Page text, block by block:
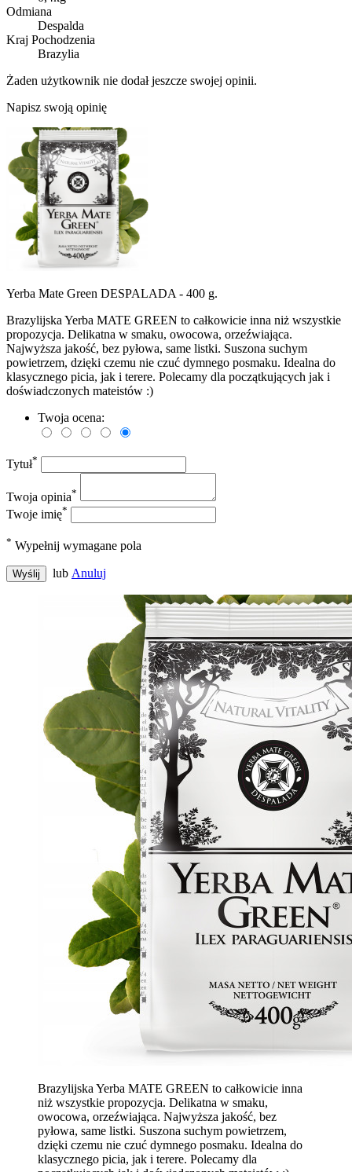
Odmiana
Despalda
Kraj Pochodzenia
Brazylia
Żaden użytkownik nie dodał jeszcze swojej opinii.
Napisz swoją opinię
Yerba Mate Green DESPALADA - 400 g.
Brazylijska Yerba MATE GREEN to całkowicie inna niż wszystkie
propozycja. Delikatna w smaku, owocowa, orzeźwiająca.
Najwyższa jakość, bez pyłowa, same listki. Suszona suchym
powietrzem, dzięki czemu nie czuć dymnego posmaku. Idealna do
klasycznego picia, jak i terere. Polecamy dla początkujących jak i
doświadczonych mateistów :)
Twoja ocena:
Tytuł*
Twoja opinia*
Twoje imię*
* Wypełnij wymagane pola
Wyślij lub Anuluj
Brazylijska Yerba MATE GREEN to całkowicie inna
niż wszystkie propozycja. Delikatna w smaku,
owocowa, orzeźwiająca. Najwyższa jakość, bez
pyłowa, same listki. Suszona suchym powietrzem,
dzięki czemu nie czuć dymnego posmaku. Idealna do
klasycznego picia, jak i terere. Polecamy dla